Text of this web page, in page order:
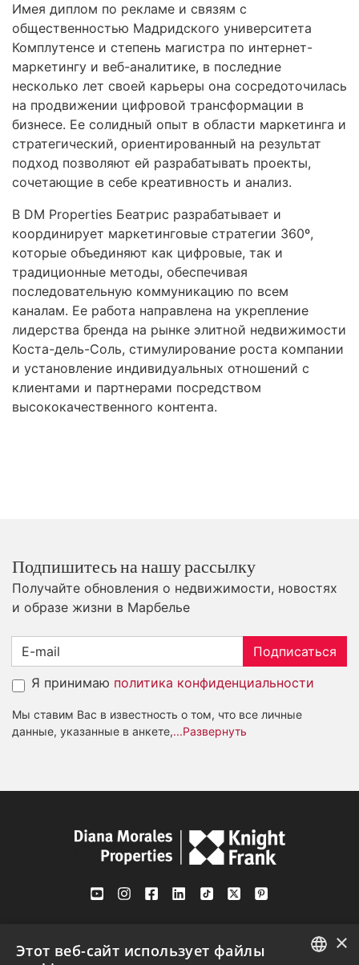
Имея диплом по рекламе и связям с
общественностью Мадридского университета
Комплутенсе и степень магистра по интернет-
маркетингу и веб-аналитике, в последние
несколько лет своей карьеры она сосредоточилась
на продвижении цифровой трансформации в
бизнесе. Ее солидный опыт в области маркетинга и
стратегический, ориентированный на результат
подход позволяют ей разрабатывать проекты,
сочетающие в себе креативность и анализ.
В DM Properties Беатрис разрабатывает и
координирует маркетинговые стратегии 360º,
которые объединяют как цифровые, так и
традиционные методы, обеспечивая
последовательную коммуникацию по всем
каналам. Ее работа направлена на укрепление
лидерства бренда на рынке элитной недвижимости
Коста-дель-Соль, стимулирование роста компании
и установление индивидуальных отношений с
клиентами и партнерами посредством
высококачественного контента.
Подпишитесь на нашу рассылку
Получайте обновления о недвижимости, новостях
и образе жизни в Марбелье
Подписаться
Я принимаю политика конфиденциальности
Мы ставим Вас в известность о том, что все личные
данные, указанные в анкете,...Развернуть
1st Floor, Office 3
×
Этот веб-сайт использует файлы